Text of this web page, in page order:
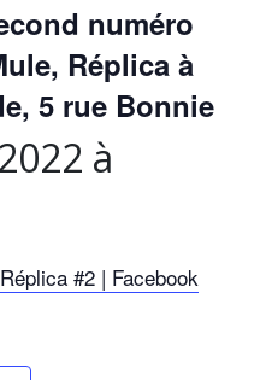
numéro
Réplica à
5 rue Bonnie
à
#2 | Facebook